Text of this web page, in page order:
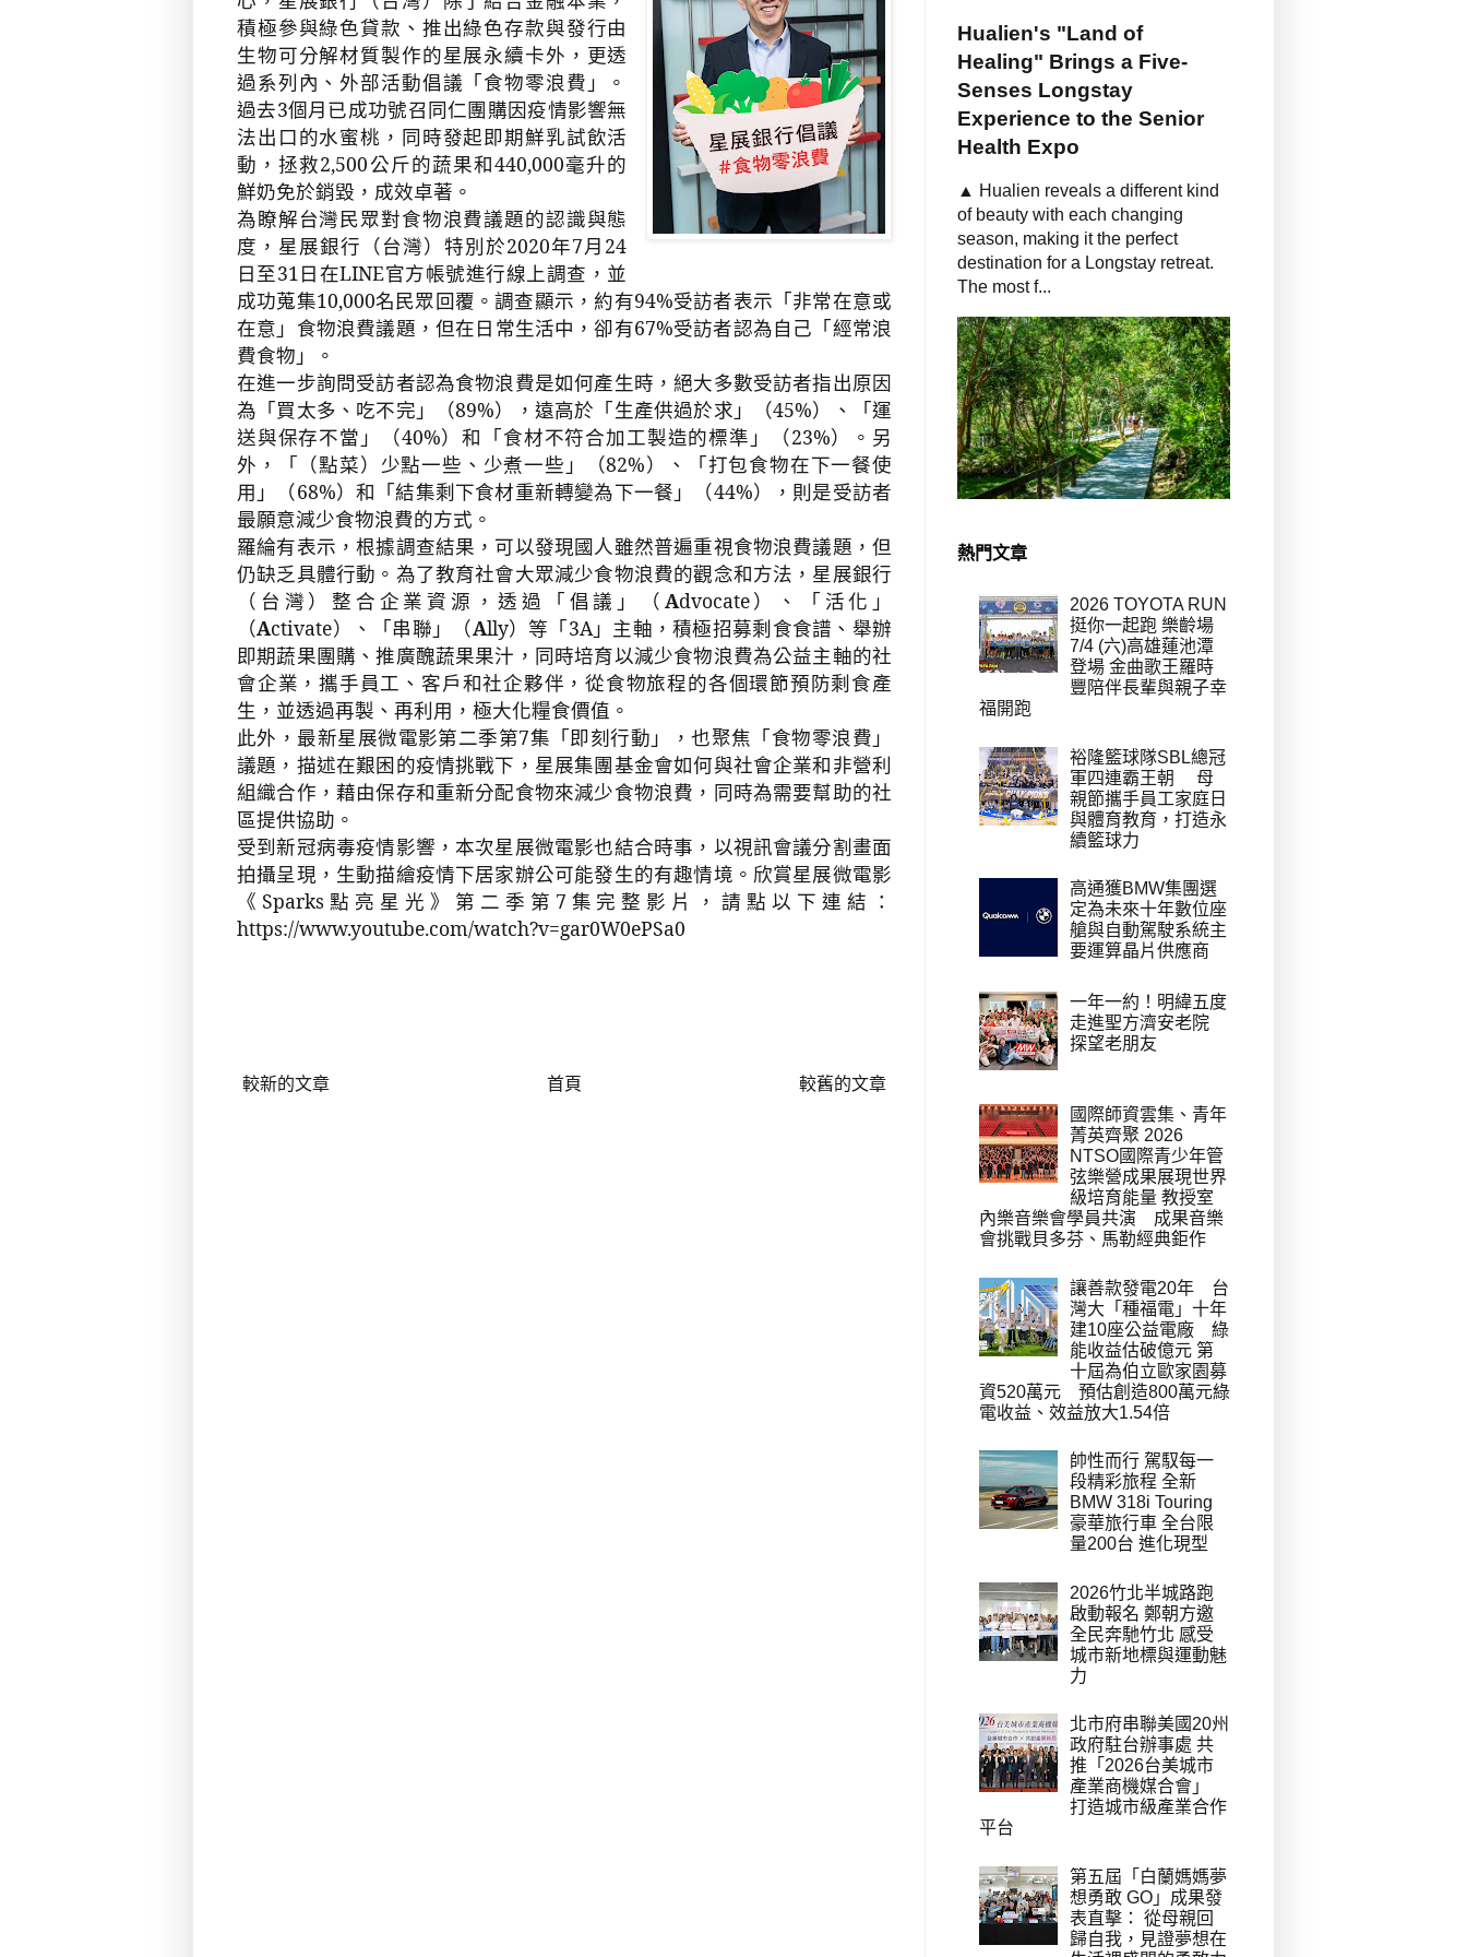
積極參與綠色貸款、推出綠色存款與發行由
生物可分解材質製作的星展永續卡外，更透
過系列內、外部活動倡議「食物零浪費」。
過去3個月已成功號召同仁團購因疫情影響無
法出口的水蜜桃，同時發起即期鮮乳試飲活
動，拯救2,500公斤的蔬果和440,000毫升的
鮮奶免於銷毀，成效卓著。
為瞭解台灣民眾對食物浪費議題的認識與態
度，星展銀行（台灣）特別於2020年7月 24
日至31 日在LINE官方帳號進行線上調查，並
成功蒐集10,000名民眾回覆。調查顯示，約有94%受訪者表示「非常在意或
在意」食物浪費議題，但在日常生活中，卻有67%受訪者認為自己「經常浪
費食物」。
在進一步詢問受訪者認為食物浪費是如何產生時，絕大多數受訪者指出原因
為「買太多、吃不完」（89%），遠高於「生產供過於求」（45%）、「運
送與保存不當」（40%）和「食材不符合加工製造的標準」（23%）。另
外，「（點菜）少點一些、少煮一些」（82%）、「打包食物在下一餐使
用」（68%）和「結集剩下食材重新轉變為下一餐」（44%），則是受訪者
最願意減少食物浪費的方式。
羅綸有表示，根據調查結果，可以發現國人雖然普遍重視食物浪費議題，但
仍缺乏具體行動。為了教育社會大眾減少食物浪費的觀念和方法，星展銀行
（台灣）整合企業資源，透過「倡議」（ Advocate）、「活化」
（Activate）、「串聯」（Ally）等「3A」主軸，積極招募剩食食譜、舉辦
即期蔬果團購、推廣醜蔬果果汁，同時培育以減少食物浪費為公益主軸的社
會企業，攜手員工、客戶和社企夥伴，從食物旅程的各個環節預防剩食產
生，並透過再製、再利用，極大化糧食價值。
此外，最新星展微電影第二季第7集 「即刻行動」，也聚焦「食物零浪費」
議題，描述在艱困的疫情挑戰下，星展集團基金會如何與社會企業和非營利
組織合作，藉由保存和重新分配食物來減少食物浪費，同時為需要幫助的社
區提供協助。
受到新冠病毒疫情影響，本次星展微電影也結合時事，以視訊會議分割畫面
拍攝呈現，生動描繪疫情下居家辦公可能發生的有趣情境。欣賞星展微電影
《 Sparks 點亮星光》第二季第 7 集 完整影片，請點以下連結：
https://www.youtube.com/watch?v=gar0W0ePSa0
較新的文章 較舊的文章
首頁
Hualien's "Land of
Healing" Brings a Five-
Senses Longstay
Experience to the Senior
Health Expo
▲ Hualien reveals a different kind
of beauty with each changing
season, making it the perfect
destination for a Longstay retreat.
The most f...
熱門文章
2026 TOYOTA RUN
挺你一起跑 樂齡場
7/4 (六)高雄蓮池潭
登場 金曲歌王羅時
豐陪伴長輩與親子幸
福開跑
裕隆籃球隊SBL總冠
軍四連霸王朝 母
親節攜手員工家庭日
與體育教育，打造永
續籃球力
高通獲BMW集團選
定為未來十年數位座
艙與自動駕駛系統主
要運算晶片供應商
一年一約！明緯五度
走進聖方濟安老院
探望老朋友
國際師資雲集、青年
菁英齊聚 2026
NTSO國際青少年管
弦樂營成果展現世界
級培育能量 教授室
內樂音樂會學員共演 成果音樂
會挑戰貝多芬、馬勒經典鉅作
讓善款發電20年 台
灣大「種福電」十年
建10座公益電廠 綠
能收益估破億元 第
十屆為伯立歐家園募
資520萬元 預估創造800萬元綠
電收益、效益放大1.54倍
帥性而行 駕馭每一
段精彩旅程 全新
BMW 318i Touring
豪華旅行車 全台限
量200台 進化現型
2026竹北半城路跑
啟動報名 鄭朝方邀
全民奔馳竹北 感受
城市新地標與運動魅
力
北市府串聯美國20州
政府駐台辦事處 共
推「2026台美城市
產業商機媒合會」
打造城市級產業合作
平台
第五屆「白蘭媽媽夢
想勇敢 GO」成果發
表直擊： 從母親回
歸自我，見證夢想在